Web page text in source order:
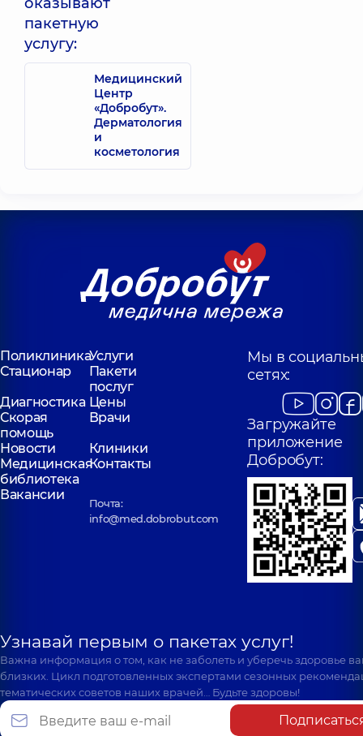
пакетную
услугу:
Медицинский
Центр
«Добробут».
Дерматология
и
косметология
ПоликлиникаУслуги
Стационар
Пакети
послуг
Диагностика Цены
Скорая
помощь
Врачи
Новости
Клиники
Медицинская
библиотека
Контакты
Вакансии
Почта:
info@med.dobrobut.com
Мы в
сетях:
Загружайте
приложение
Добробут:
Узнавай первым о пакетах услуг!
Важна информация о том, как не заболеть и уберечь здоровье
близких. Цикл подготовленных экспертами сезонных
тематических советов наших врачей… Будьте здоровы!